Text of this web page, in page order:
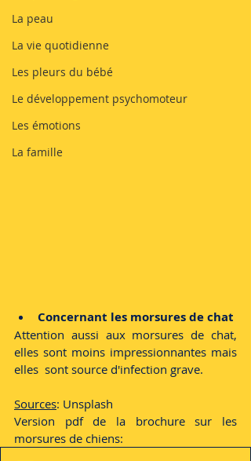
La peau
La vie quotidienne
Les pleurs du bébé
Le développement psychomoteur
Les émotions
La famille
Concernant les morsures de chat
Attention aussi aux morsures de chat,
elles sont moins impressionnantes mais
elles  sont source d'infection grave.
Sources: Unsplash
Version pdf de la brochure sur les
morsures de chiens: